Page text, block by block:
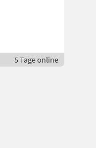
5 Tage online